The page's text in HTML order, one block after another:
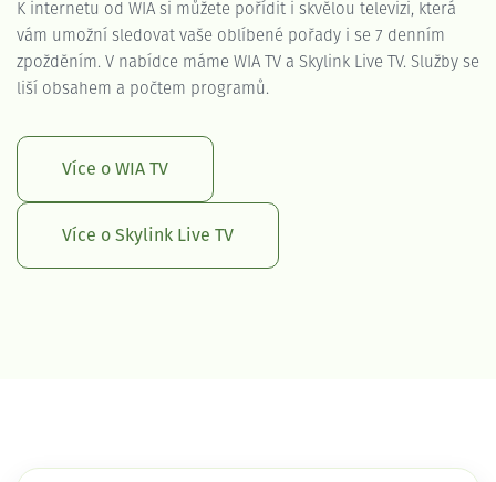
K internetu od WIA si můžete pořídit i skvělou televizi, která
vám umožní sledovat vaše oblíbené pořady i se 7 denním
zpožděním. V nabídce máme WIA TV a Skylink Live TV. Služby se
liší obsahem a počtem programů.
Více o WIA TV
Více o Skylink Live TV